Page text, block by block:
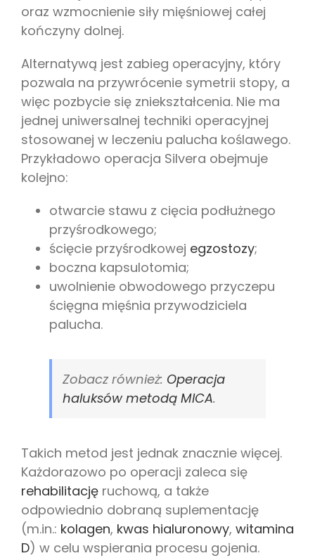
oraz wzmocnienie siły mięśniowej całej
kończyny dolnej.
Alternatywą jest zabieg operacyjny, który
pozwala na przywrócenie symetrii stopy, a
więc pozbycie się zniekształcenia. Nie ma
jednej uniwersalnej techniki operacyjnej
stosowanej w leczeniu palucha koślawego.
Przykładowo operacja Silvera obejmuje
kolejno:
otwarcie stawu z cięcia podłużnego
przyśrodkowego;
ścięcie przyśrodkowej egzostozy;
boczna kapsulotomia;
uwolnienie obwodowego przyczepu
ścięgna mięśnia przywodziciela
palucha.
Zobacz również: Operacja
haluksów metodą MICA.
Takich metod jest jednak znacznie więcej.
Każdorazowo po operacji zaleca się
rehabilitację ruchową, a także
odpowiednio dobraną suplementację
(m.in.: kolagen, kwas hialuronowy, witamina
D) w celu wspierania procesu gojenia.